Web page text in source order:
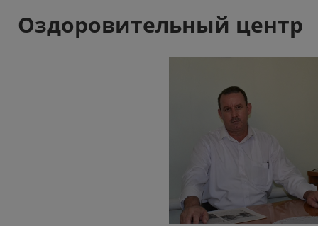
Оздоровительный центр